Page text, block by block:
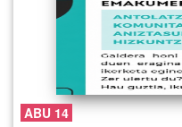
ABU 14